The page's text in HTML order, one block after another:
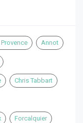
Annot
Chris Tabbart
Forcalquier